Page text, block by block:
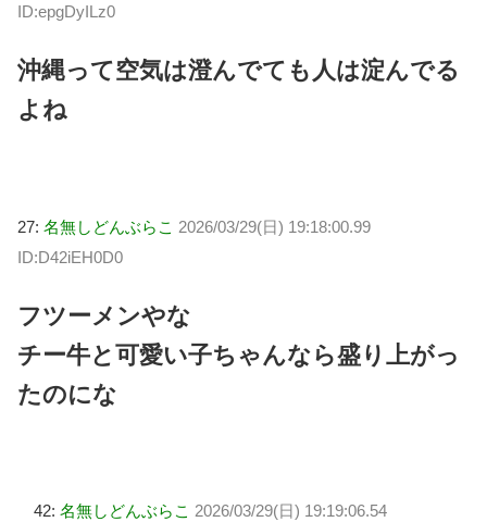
ID:epgDyILz0
沖縄って空気は澄んでても人は淀んでる
よね
27: 名無しどんぶらこ 2026/03/29(日) 19:18:00.99
ID:D42iEH0D0
フツーメンやな
チー牛と可愛い子ちゃんなら盛り上がっ
たのにな
42: 名無しどんぶらこ 2026/03/29(日) 19:19:06.54